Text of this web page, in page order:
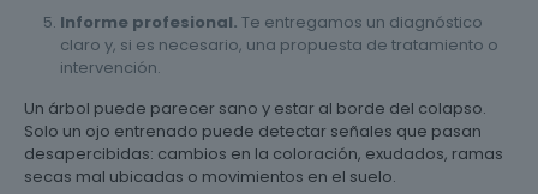
Informe profesional. Te entregamos un diagnóstico
claro y, si es necesario, una propuesta de tratamiento o
intervención.
Un árbol puede parecer sano y estar al borde del colapso.
Solo un ojo entrenado puede detectar señales que pasan
desapercibidas: cambios en la coloración, exudados, ramas
secas mal ubicadas o movimientos en el suelo.